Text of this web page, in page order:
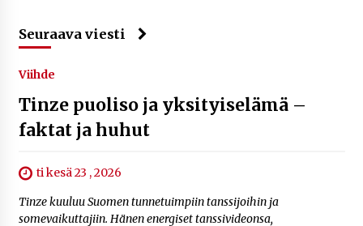
Seuraava viesti
Viihde
Tinze puoliso ja yksityiselämä –
faktat ja huhut
ti kesä 23 , 2026
Tinze kuuluu Suomen tunnetuimpiin tanssijoihin ja
somevaikuttajiin. Hänen energiset tanssivideonsa,